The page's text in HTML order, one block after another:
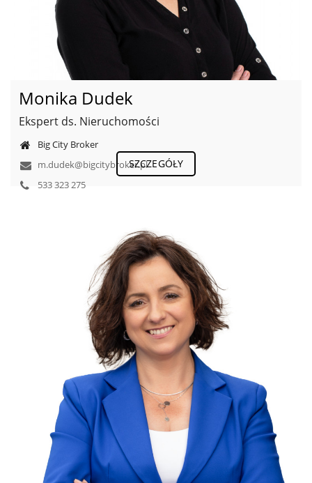
Monika Dudek
Ekspert ds. Nieruchomości
Big City Broker
m.dudek@bigcitybroker.pl
533 323 275
SZCZEGÓŁY